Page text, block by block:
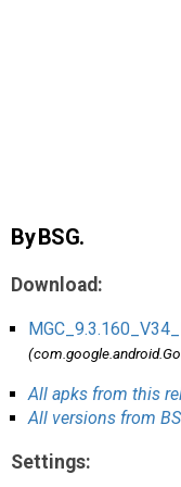
By BSG.
Download:
All apks from this
All versions from
Settings: